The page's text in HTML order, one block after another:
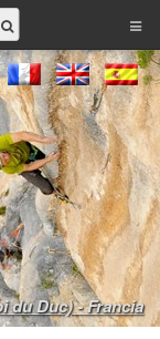
du Duc) - Francia